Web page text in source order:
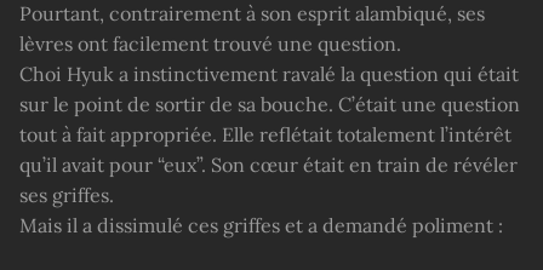
Pourtant, contrairement à son esprit alambiqué, ses
lèvres ont facilement trouvé une question.
Choi Hyuk a instinctivement ravalé la question qui était
sur le point de sortir de sa bouche. C’était une question
tout à fait appropriée. Elle reflétait totalement l’intérêt
qu’il avait pour “eux”. Son cœur était en train de révéler
ses griffes.
Mais il a dissimulé ces griffes et a demandé poliment :